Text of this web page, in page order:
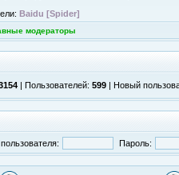
Baidu [Spider]
модераторы
| Пользователей: 599 | Новый
Пароль: